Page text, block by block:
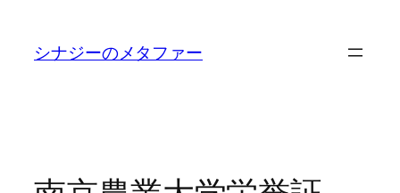
シナジーのメタファー